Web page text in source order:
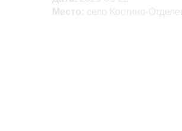
Место: село Костино-Отделец